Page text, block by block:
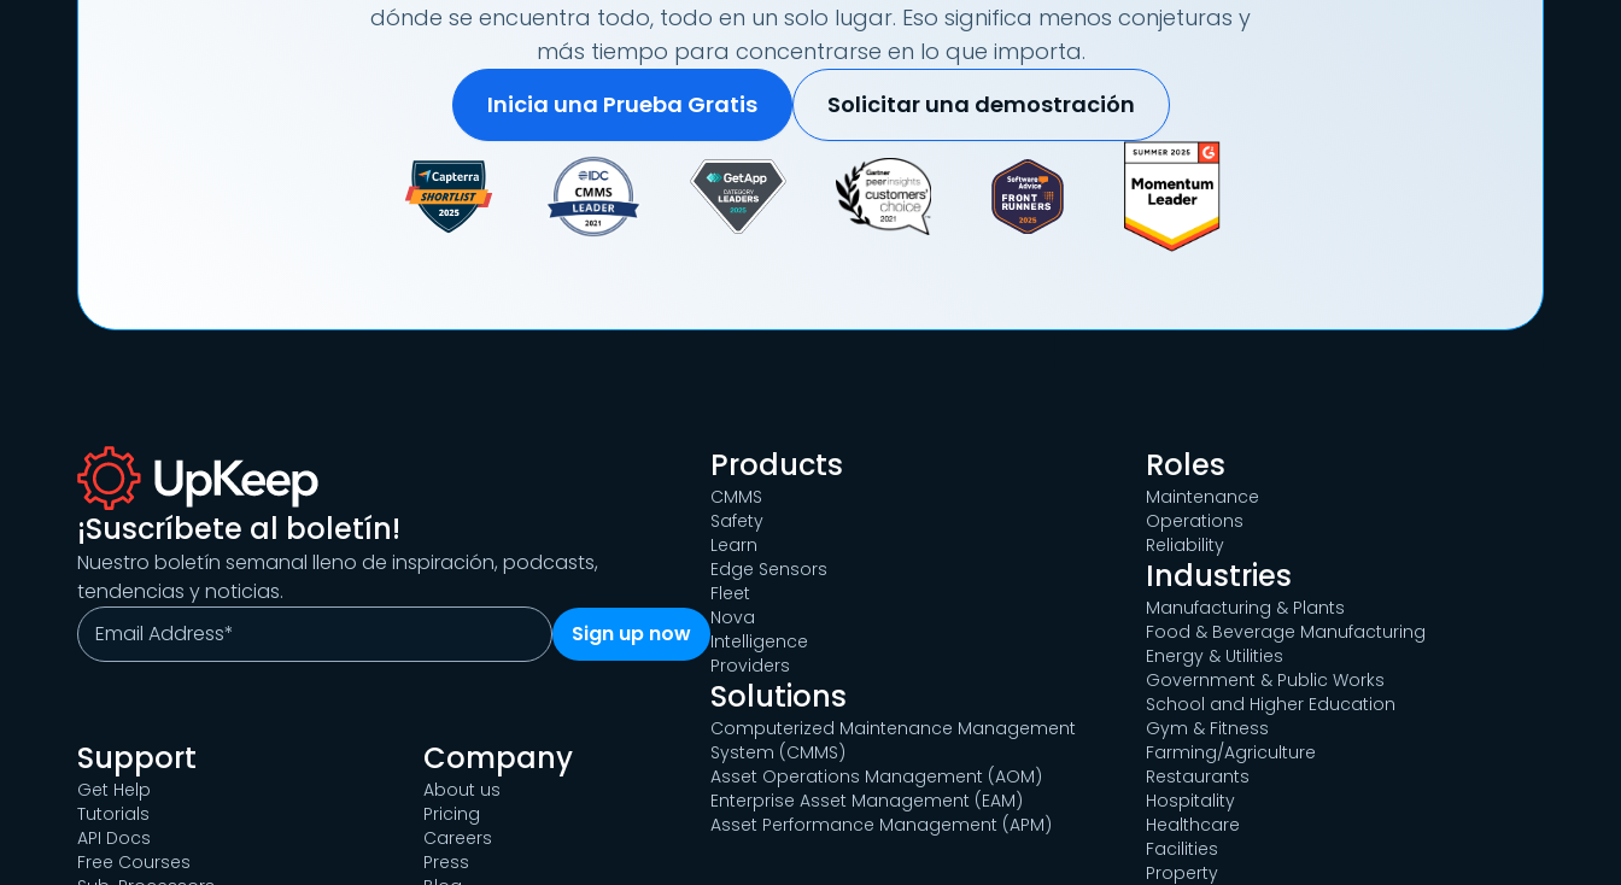
dónde se encuentra todo, todo en un solo lugar. Eso significa menos conjeturas y
más tiempo para concentrarse en lo que importa.
Inicia una Prueba Gratis
Solicitar una demostración
¡Suscríbete al boletín!
Nuestro boletín semanal lleno de inspiración, podcasts,
tendencias y noticias.
Support
Get Help
Tutorials
API Docs
Free Courses
Company
About us
Pricing
Careers
Press
Products
CMMS
Safety
Learn
Edge Sensors
Fleet
Nova
Intelligence
Providers
Solutions
Computerized Maintenance Management
System (CMMS)
Asset Operations Management (AOM)
Enterprise Asset Management (EAM)
Asset Performance Management (APM)
Roles
Maintenance
Operations
Reliability
Industries
Manufacturing & Plants
Food & Beverage Manufacturing
Energy & Utilities
Government & Public Works
School and Higher Education
Gym & Fitness
Farming/Agriculture
Restaurants
Hospitality
Healthcare
Facilities
Property